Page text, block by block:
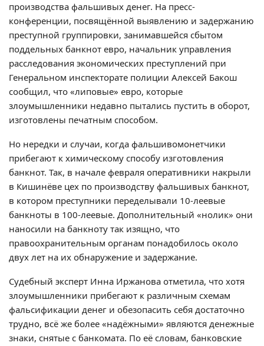
производства фальшивых денег. На пресс-
конференции, посвящённой выявлению и задержанию
преступной группировки, занимавшейся сбытом
поддельных банкнот евро, начальник управления
расследования экономических преступлений при
Генеральном инспекторате полиции Алексей Бакош
сообщил, что «липовые» евро, которые
злоумышленники недавно пытались пустить в оборот,
изготовлены печатным способом.
Но нередки и случаи, когда фальшивомонетчики
прибегают к химическому способу изготовления
банкнот. Так, в начале февраля оперативники накрыли
в Кишинёве цех по производству фальшивых банкнот,
в котором преступники переделывали 10-леевые
банкноты в 100-леевые. Дополнительный «нолик» они
наносили на банкноту так изящно, что
правоохранительным органам понадобилось около
двух лет на их обнаружение и задержание.
Судебный эксперт Инна Иржанова отметила, что хотя
злоумышленники прибегают к различным схемам
фальсификации денег и обезопасить себя достаточно
трудно, всё же более «надёжными» являются денежные
знаки, снятые с банкомата. По её словам, банковские